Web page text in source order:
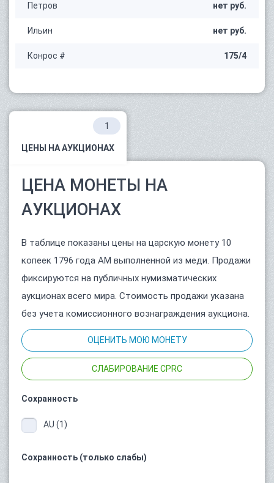
Петров нет руб.
Ильин нет руб.
Конрос # 175/4
ЦЕНЫ НА АУКЦИОНАХ
1
ЦЕНА МОНЕТЫ НА
АУКЦИОНАХ
В таблице показаны цены на царскую монету 10
копеек 1796 года АМ выполненной из меди. Продажи
фиксируются на публичных нумизматических
аукционах всего мира. Стоимость продажи указана
без учета комиссионного вознаграждения аукциона.
ОЦЕНИТЬ МОЮ МОНЕТУ
СЛАБИРОВАНИЕ CPRC
Сохранность
AU (1)
Сохранность (только слабы)